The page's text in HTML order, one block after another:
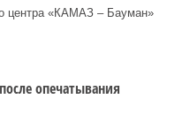
центра «КАМАЗ – Бауман»
опечатывания